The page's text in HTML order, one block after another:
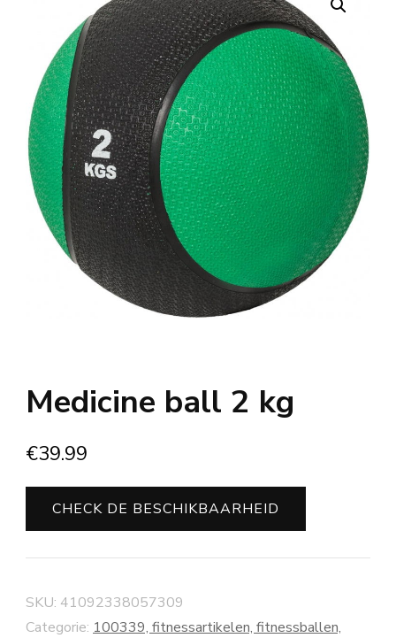
Medicine ball 2 kg
€39.99
CHECK DE BESCHIKBAARHEID
SKU: 41092338057309
Categorie: 100339, fitnessartikelen, fitnessballen,